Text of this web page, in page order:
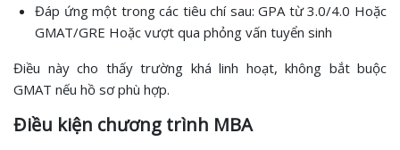
Đáp ứng một trong các tiêu chí sau: GPA từ 3.0/4.0 Hoặc
GMAT/GRE Hoặc vượt qua phỏng vấn tuyển sinh
Điều này cho thấy trường khá linh hoạt, không bắt buộc
GMAT nếu hồ sơ phù hợp.
Điều kiện chương trình MBA